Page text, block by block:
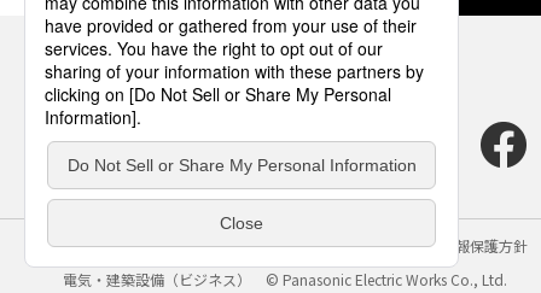
サイトのご利用にあたって クッキーポリシー
個人情報保護方針
電気・建築設備（ビジネス）
© Panasonic Electric Works Co., Ltd.